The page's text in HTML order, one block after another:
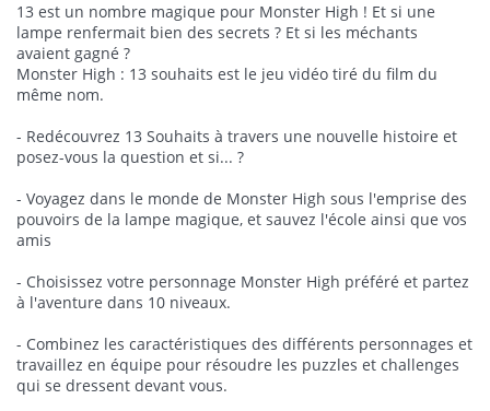
13 est un nombre magique pour Monster High ! Et si une
lampe renfermait bien des secrets ? Et si les méchants
avaient gagné ?
Monster High : 13 souhaits est le jeu vidéo tiré du film du
même nom.
- Redécouvrez 13 Souhaits à travers une nouvelle histoire et
posez-vous la question et si... ?
- Voyagez dans le monde de Monster High sous l'emprise des
pouvoirs de la lampe magique, et sauvez l'école ainsi que vos
amis
- Choisissez votre personnage Monster High préféré et partez
à l'aventure dans 10 niveaux.
- Combinez les caractéristiques des différents personnages et
travaillez en équipe pour résoudre les puzzles et challenges
qui se dressent devant vous.